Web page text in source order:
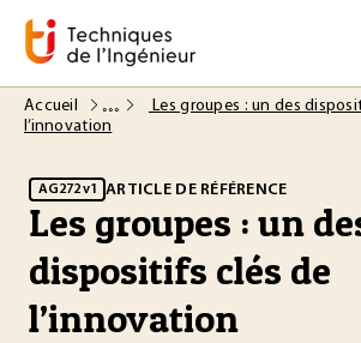
Accueil
Les groupes : un des
l’innovation
AG272 v1 ARTICLE DE RÉFÉRENCE
Les groupes : un
dispositifs clés de
l’innovation